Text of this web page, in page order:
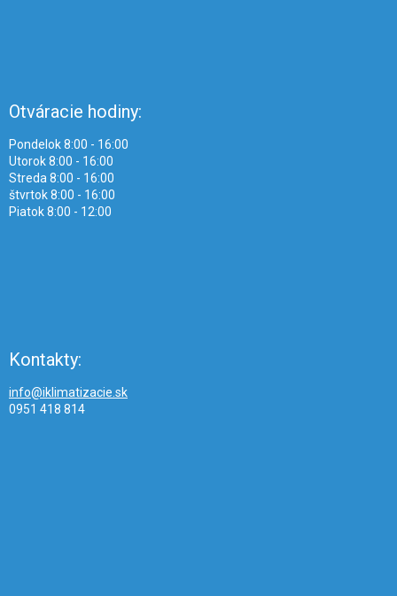
Otváracie hodiny:
Pondelok 8:00 - 16:00
Utorok 8:00 - 16:00
Streda 8:00 - 16:00
štvrtok 8:00 - 16:00
Piatok 8:00 - 12:00
Kontakty:
info@iklimatizacie.sk
0951 418 814